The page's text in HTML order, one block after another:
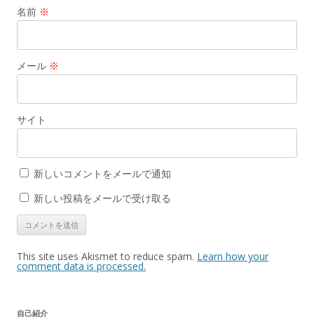
名前 ※
メール ※
サイト
新しいコメントをメールで通知
新しい投稿をメールで受け取る
This site uses Akismet to reduce spam. Learn how your
comment data is processed.
自己紹介